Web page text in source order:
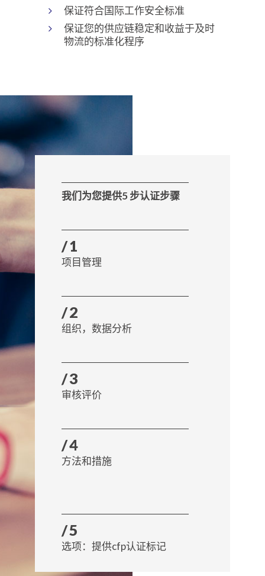
保证符合国际工作安全标准
保证您的供应链稳定和收益于及时
物流的标准化程序
我们为您提供5 步认证步骤
/1
项目管理
/2
组织，数据分析
/3
审核评价
/4
方法和措施
/5
选项：提供cfp认证标记